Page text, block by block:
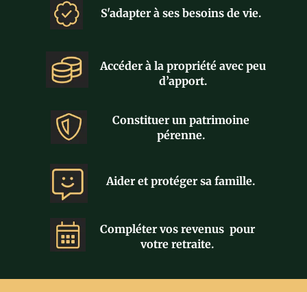
Compléter vos revenus pour
votre retraite.
Accéder à la propriété avec peu
d’apport.
S'adapter à ses besoins de vie.
Aider et protéger sa famille.
Constituer un patrimoine
pérenne.